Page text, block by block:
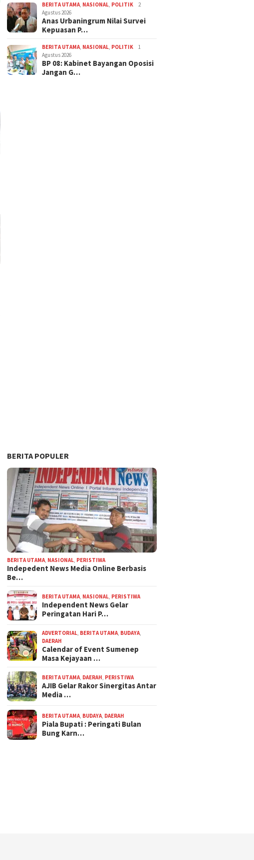
BERITA UTAMA NASIONAL POLITIK
2
Agustus 2026
Anas Urbaningrum Nilai Survei
Kepuasan P…
BERITA UTAMA NASIONAL POLITIK
1
Agustus 2026
BP 08: Kabinet Bayangan Oposisi
Jangan G…
BERITA POPULER
BERITA UTAMA NASIONAL PERISTIWA
Indepedent News Media Online Berbasis
Be…
BERITA UTAMA NASIONAL PERISTIWA
Independent News Gelar
Peringatan Hari P…
ADVERTORIAL BERITA UTAMA BUDAYA
DAERAH
Calendar of Event Sumenep
Masa Kejayaan …
BERITA UTAMA DAERAH PERISTIWA
AJIB Gelar Rakor Sinergitas Antar
Media …
BERITA UTAMA BUDAYA DAERAH
Piala Bupati : Peringati Bulan
Bung Karn…